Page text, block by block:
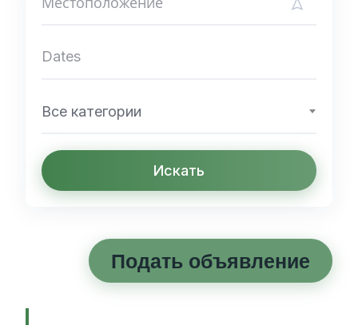
Все категории
Искать
Подать объявление